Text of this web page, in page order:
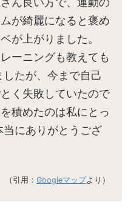
が綺麗になると褒め
が上がりました。
ーニングも教えても
たが、今まで自己
く失敗していたので
積めたのは私にとっ
にありがとうござ
（引用： Googleマップより）